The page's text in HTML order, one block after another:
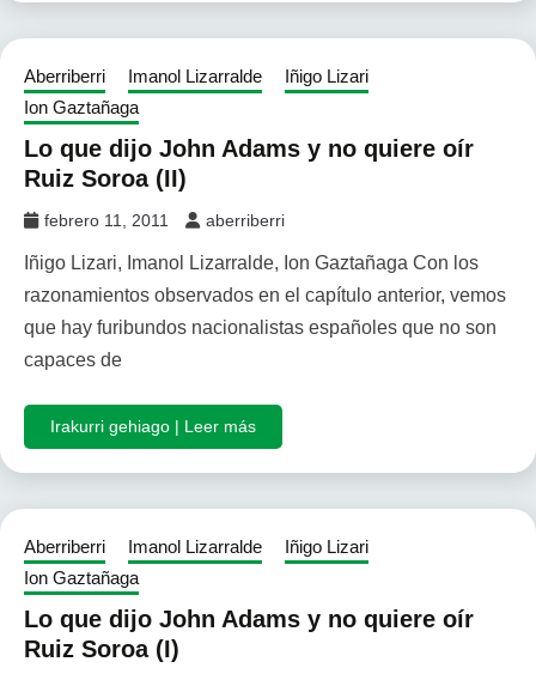
Aberriberri Imanol Lizarralde
Iñigo Lizari
Ion Gaztañaga
Lo que dijo John Adams y no quiere oír
Ruiz Soroa (II)
febrero 11, 2011 aberriberri
Iñigo Lizari, Imanol Lizarralde, Ion Gaztañaga Con los
razonamientos observados en el capítulo anterior, vemos
que hay furibundos nacionalistas españoles que no son
capaces de
Irakurri gehiago | Leer más
Aberriberri Imanol Lizarralde
Iñigo Lizari
Ion Gaztañaga
Lo que dijo John Adams y no quiere oír
Ruiz Soroa (I)